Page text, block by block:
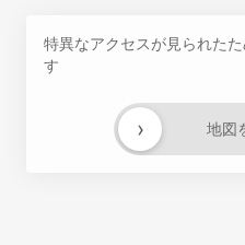
特異なアクセスが見られた
す
地図
›